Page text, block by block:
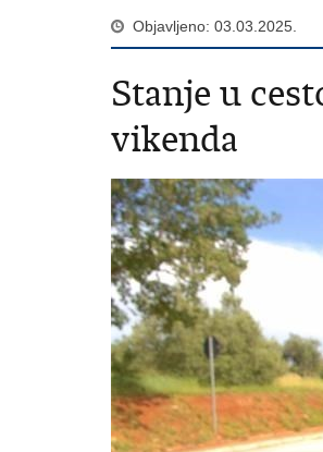
Objavljeno: 03.03.2025.
Stanje u
vikenda